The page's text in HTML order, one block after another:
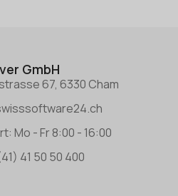
GmbH
67, 6330 Cham
Mo - Fr 8:00 - 16:00
41 50 50 400